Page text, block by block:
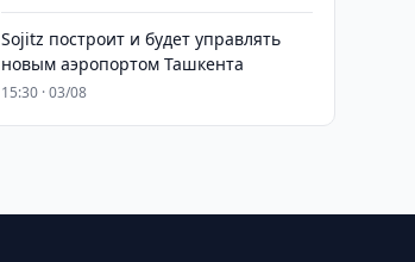
Sojitz построит и будет управлять
новым аэропортом Ташкента
15:30 · 03/08